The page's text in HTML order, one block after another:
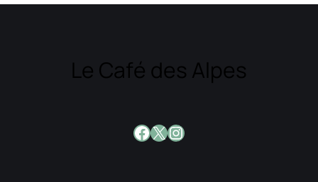
Le Café des Alpes
Facebook
X Instagram